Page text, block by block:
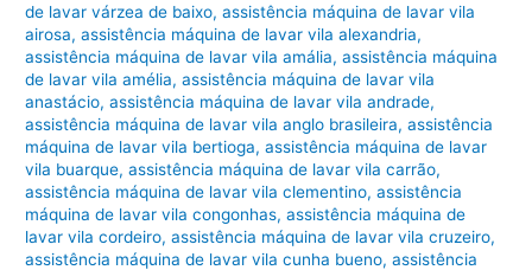
de lavar várzea de baixo,assistência máquina de lavar vila
airosa,assistência máquina de lavar vila alexandria,
assistência máquina de lavar vila amália,assistência máquina
de lavar vila amélia,assistência máquina de lavar vila
anastácio,assistência máquina de lavar vila andrade,
assistência máquina de lavar vila anglo brasileira,assistência
máquina de lavar vila bertioga,assistência máquina de lavar
vila buarque,assistência máquina de lavar vila carrão,
assistência máquina de lavar vila clementino,assistência
máquina de lavar vila congonhas,assistência máquina de
lavar vila cordeiro,assistência máquina de lavar vila cruzeiro,
assistência máquina de lavar vila cunha bueno,assistência